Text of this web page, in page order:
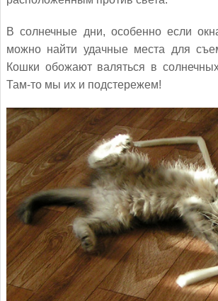
В солнечные дни, особенно если
можно найти удачные места для
Кошки обожают валяться в
Там-то мы их и подстережем!